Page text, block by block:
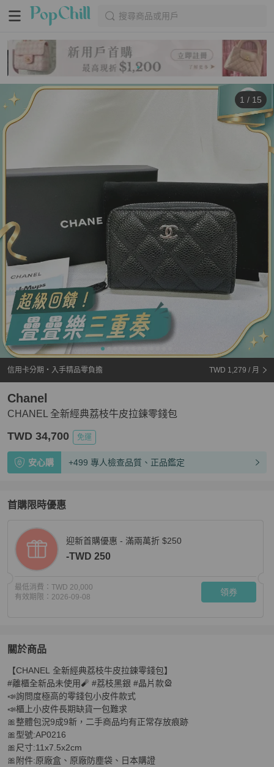
搜尋商品或用戶
1 / 15
信用卡分期・入手精品零負擔 TWD 1,279 / 月
CHANEL 全新經典荔枝牛皮拉鍊零錢包
Chanel
TWD 34,700 免運
安心購 +499 專人檢查品質、正品鑑定
首購限時優惠
迎新首購優惠 - 滿兩萬折 $250
-TWD 250
最低消費： TWD 20,000
有效期限： 2026-09-08 領券
關於商品
關於CHANEL 全新經典荔枝牛皮拉鍊零錢包
【CHANEL 全新經典荔枝牛皮拉鍊零錢包】
#離櫃全新品未使用🧨 #荔枝黑銀 #晶片款🎡
📣詢問度極高的零錢包小皮件款式
📣櫃上小皮件長期缺貨一包難求
🎀整體包況9成9新，二手商品均有正常存放痕跡
🎀型號:AP0216
🎀尺寸:11x7.5x2cm
🎀附件:原廠盒、原廠防塵袋、日本購證